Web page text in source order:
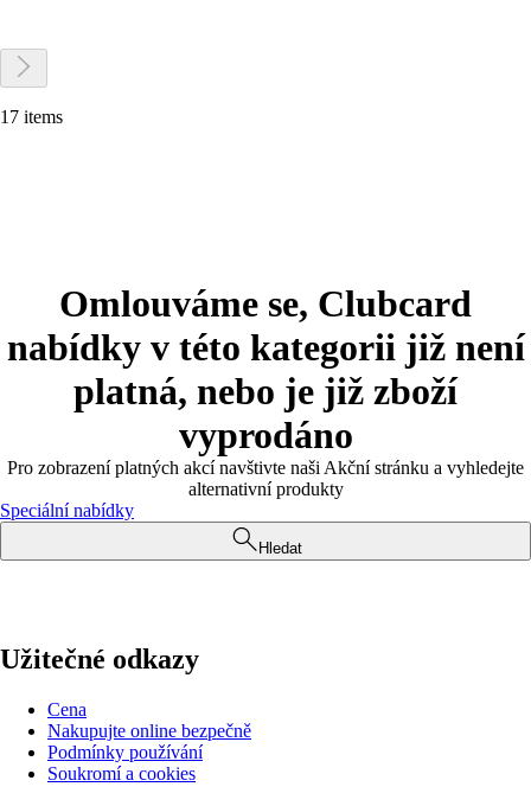
17 items
Omlouváme se, Clubcard
nabídky v této kategorii již není
platná, nebo je již zboží
vyprodáno
Pro zobrazení platných akcí navštivte naši Akční stránku a vyhledejte
alternativní produkty
Speciální nabídky
Hledat
Užitečné odkazy
Cena
Nakupujte online bezpečně
Podmínky používání
Soukromí a cookies